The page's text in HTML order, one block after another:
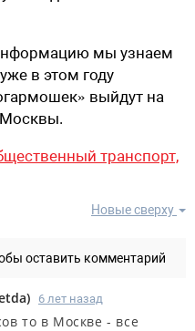
мы узнаем
в этом году
выйдут на
Москвы.
транспорт,
Новые сверху
оставить комментарий
) 6 лет назад
то в Москве - все